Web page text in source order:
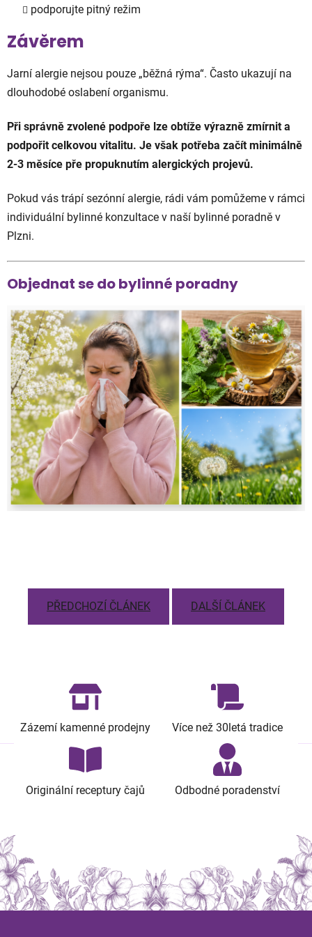
podporujte pitný režim
Závěrem
Jarní alergie nejsou pouze „běžná rýma“. Často ukazují na
dlouhodobé oslabení organismu.
Při správně zvolené podpoře lze obtíže výrazně zmírnit a
podpořit celkovou vitalitu. Je však potřeba začít minimálně
2-3 měsíce pře propuknutím alergických projevů.
Pokud vás trápí sezónní alergie, rádi vám pomůžeme v rámci
individuální bylinné konzultace v naší bylinné poradně v
Plzni.
Objednat se do bylinné poradny
PŘEDCHOZÍ ČLÁNEK DALŠÍ ČLÁNEK
Zázemí kamenné prodejny Více než 30letá tradice
Originální receptury čajů Odbodné poradenství
Z